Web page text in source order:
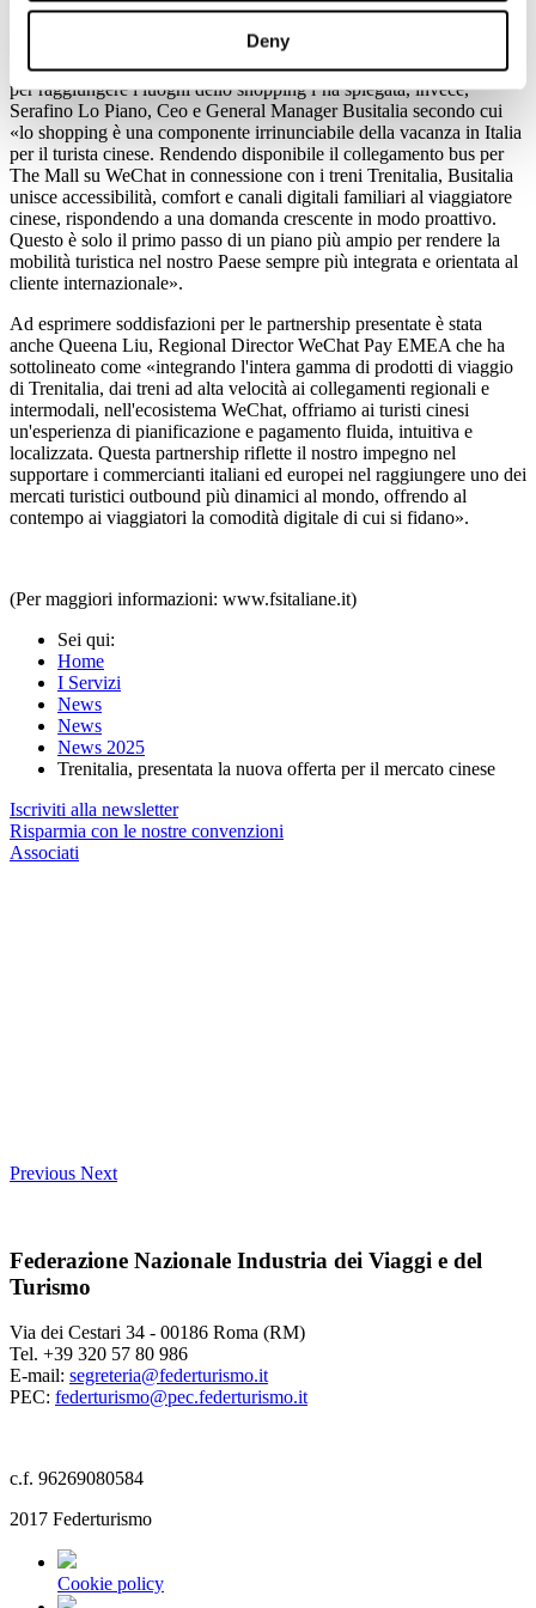
Deny
integrante dell'esperienza di viaggio in Italia, semplice da prenotare e
Il perché dell’importanza di offrire una mobilità intermodale anche
per raggiungere i luoghi dello shopping l’ha spiegata, invece,
Serafino Lo Piano, Ceo e General Manager Busitalia secondo cui
«lo shopping è una componente irrinunciabile della vacanza in Italia
per il turista cinese. Rendendo disponibile il collegamento bus per
The Mall su WeChat in connessione con i treni Trenitalia, Busitalia
unisce accessibilità, comfort e canali digitali familiari al viaggiatore
cinese, rispondendo a una domanda crescente in modo proattivo.
Questo è solo il primo passo di un piano più ampio per rendere la
mobilità turistica nel nostro Paese sempre più integrata e orientata al
cliente internazionale».
Ad esprimere soddisfazioni per le partnership presentate è stata
anche Queena Liu, Regional Director WeChat Pay EMEA che ha
sottolineato come «integrando l'intera gamma di prodotti di viaggio
di Trenitalia, dai treni ad alta velocità ai collegamenti regionali e
intermodali, nell'ecosistema WeChat, offriamo ai turisti cinesi
un'esperienza di pianificazione e pagamento fluida, intuitiva e
localizzata. Questa partnership riflette il nostro impegno nel
supportare i commercianti italiani ed europei nel raggiungere uno dei
mercati turistici outbound più dinamici al mondo, offrendo al
contempo ai viaggiatori la comodità digitale di cui si fidano».
(Per maggiori informazioni: www.fsitaliane.it)
Sei qui:
Home
I Servizi
News
News
News 2025
Trenitalia, presentata la nuova offerta per il mercato cinese
Iscriviti alla newsletter
Risparmia con le nostre convenzioni
Associati
Previous Next
Federazione Nazionale Industria dei Viaggi e del
Turismo
Via dei Cestari 34 - 00186 Roma (RM)
Tel. +39 320 57 80 986
E-mail: segreteria@federturismo.it
PEC: federturismo@pec.federturismo.it
c.f. 96269080584
2017 Federturismo
Cookie policy